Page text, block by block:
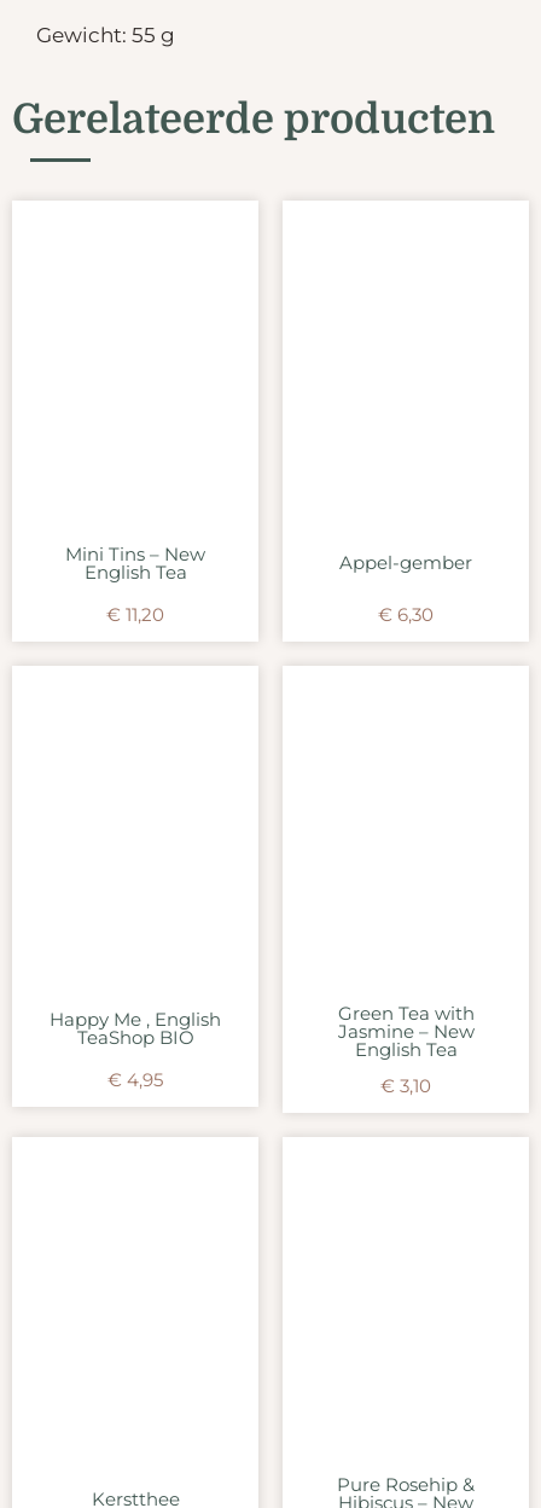
Gewicht: 55 g
Gerelateerde producten
Mini Tins – New
English Tea
€ 11,20
Appel-gember
€ 6,30
Happy Me , English
TeaShop BIO
€ 4,95
Green Tea with
Jasmine – New
English Tea
€ 3,10
Kerstthee
Pure Rosehip &
Hibiscus – New